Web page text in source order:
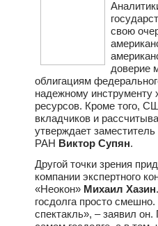
свою
доверие
облигациям
надежному
ресурсов. Кроме того,
вкладчиков и
утверждает
РАН Виктор Супян.
Другой точки зрения
компании экспертного
«Неокон» Михаил Хазин
госдолга просто
спектакль», – заявил